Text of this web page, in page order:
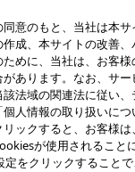
同意のもと、当社は本
成、本サイトの改善
ために、当社は、お客
あります。なお、サ
該法域の関連法に従い
個人情報の取り扱いに
リックすると、お客様
が使用されること
定をクリックすること